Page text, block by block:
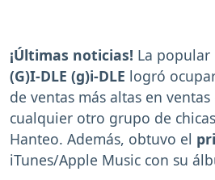
¡Últimas noticias! La
(G)I-DLE (g)i-DLE logró
de ventas más altas en
cualquier otro grupo de
Hanteo. Además, obtuvo el
iTunes/Apple Music con su